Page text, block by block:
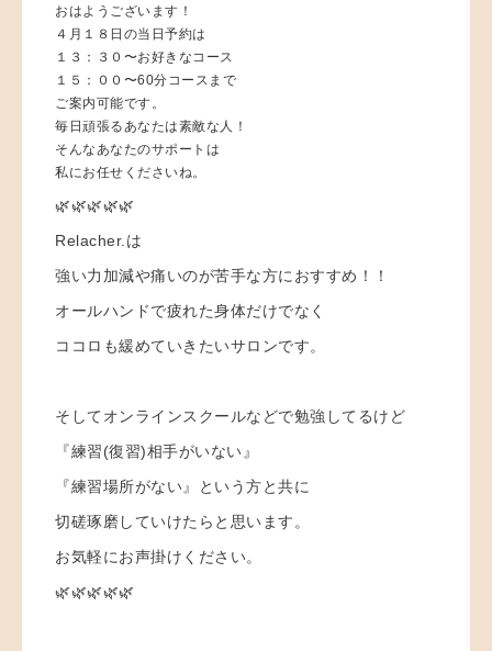
おはようございます！
４月１８日の当日予約は
１３：３０〜お好きなコース
１５：００〜60分コースまで
ご案内可能です。
毎日頑張るあなたは素敵な人！
そんなあなたのサポートは
私にお任せくださいね。
🌿🌿🌿🌿🌿
Relacher.は
強い力加減や痛いのが苦手な方におすすめ！！
オールハンドで疲れた身体だけでなく
ココロも緩めていきたいサロンです。
そしてオンラインスクールなどで勉強してるけど
『練習(復習)相手がいない』
『練習場所がない』という方と共に
切磋琢磨していけたらと思います。
お気軽にお声掛けください。
🌿🌿🌿🌿🌿